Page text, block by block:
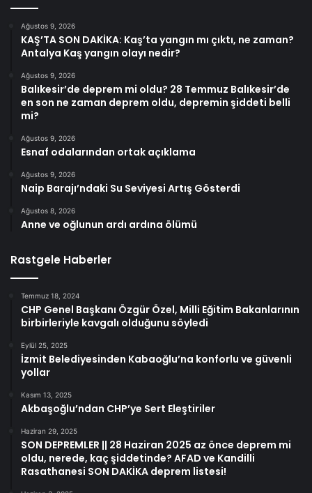
Ağustos 9, 2026
KAŞ’TA SON DAKİKA: Kaş’ta yangın mı çıktı, ne zaman?
Antalya Kaş yangın olayı nedir?
Ağustos 9, 2026
Balıkesir’de deprem mi oldu? 28 Temmuz Balıkesir’de
en son ne zaman deprem oldu, depremin şiddeti belli
mi?
Ağustos 9, 2026
Esnaf odalarından ortak açıklama
Ağustos 9, 2026
Naip Barajı’ndaki Su Seviyesi Artış Gösterdi
Ağustos 8, 2026
Anne ve oğlunun ardı ardına ölümü
Rastgele Haberler
Temmuz 18, 2024
CHP Genel Başkanı Özgür Özel, Milli Eğitim Bakanlarının
birbirleriyle kavgalı olduğunu söyledi
Eylül 25, 2025
İzmit Belediyesinden Kabaoğlu’na konforlu ve güvenli
yollar
Kasım 13, 2025
Akbaşoğlu’ndan CHP’ye Sert Eleştiriler
Haziran 29, 2025
SON DEPREMLER || 28 Haziran 2025 az önce deprem mi
oldu, nerede, kaç şiddetinde? AFAD ve Kandilli
Rasathanesi SON DAKİKA deprem listesi!